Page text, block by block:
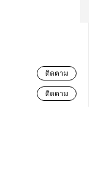
ติดตาม
ติดตาม